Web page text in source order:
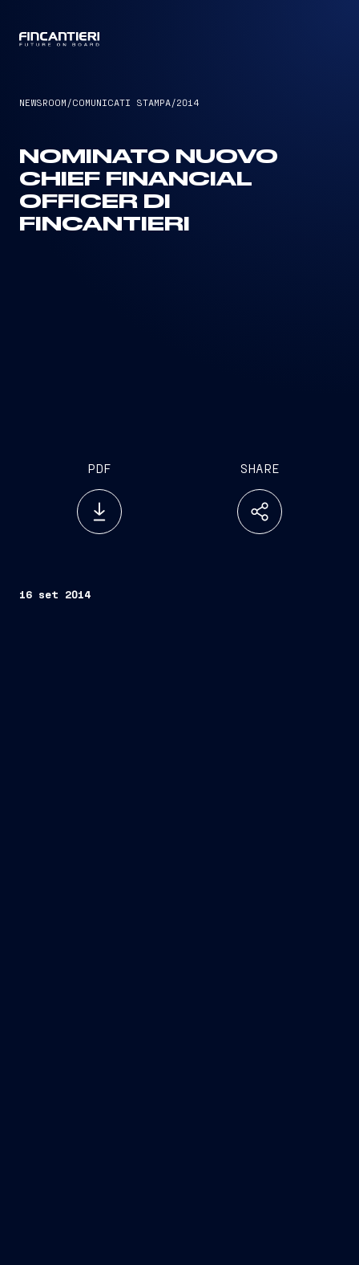
NEWSROOM /COMUNICATI STAMPA/2014
NOMINATO NUOVO
CHIEF FINANCIAL
OFFICER DI
FINCANTIERI
PDF SHARE
16 set 2014